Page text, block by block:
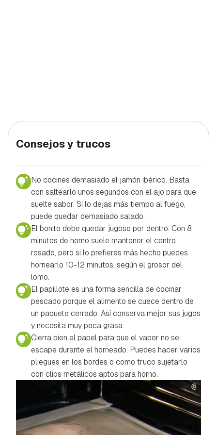
Consejos y trucos
No cocines demasiado el jamón ibérico. Basta
con saltearlo unos segundos con el ajo para que
suelte sabor. Si lo dejas más tiempo al fuego,
puede quedar demasiado salado.
El bonito debe quedar jugoso por dentro. Con 8
minutos de horno suele mantener el centro
rosado, pero si lo prefieres más hecho puedes
hornearlo 10-12 minutos, según el grosor del
lomo.
El papillote es una forma sencilla de cocinar
pescado porque el alimento se cuece dentro de
un paquete cerrado. Así conserva mejor sus jugos
y necesita muy poca grasa.
Cierra bien el papel para que el vapor no se
escape durante el horneado. Puedes hacer varios
pliegues en los bordes o como truco sujetarlo
con clips metálicos aptos para horno.